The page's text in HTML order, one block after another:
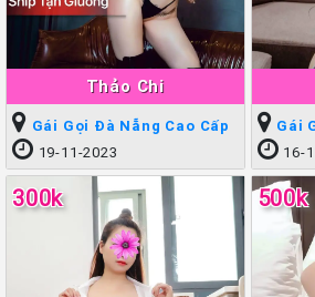
Thảo Chi
Gái Gọi Đà Nẵng Cao Cấp
19-11-2023
Gái
16-
300k 500k